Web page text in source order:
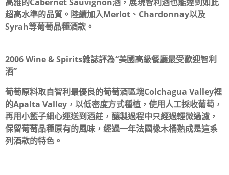
超高水準的品質。陸續加入Merlot、Chardonnay以及
Syrah等葡萄品種酒款。
2006 Wine & Spirits雜誌評為“美國高級餐廳最受歡迎智利
酒”
葡萄原料取自智利最優良的葡萄酒區塊Colchagua Valley裡
的Apalta Valley，以低密度方式種植，使用人工採收葡萄，
再用小籃子細心運送到酒莊，釀製過程中只經過輕微過濾，
保留葡萄品種原有的風味，經過一年法國橡木桶熟成是這系
列酒款的特色。